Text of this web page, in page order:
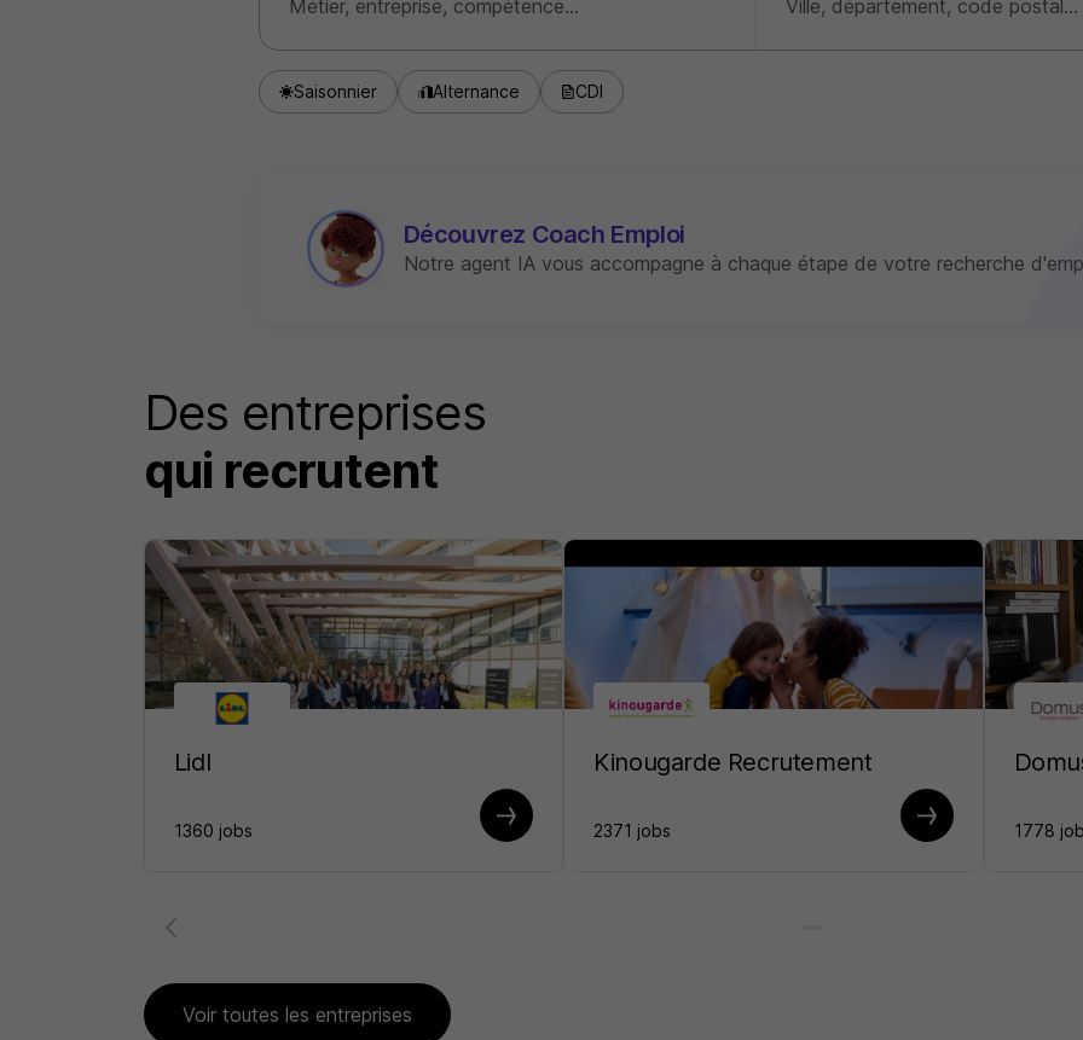
Saisonnier Alternance CDI
Découvrez Coach Emploi
Notre agent IA vous accompagne à chaque étape de votre recherche
Des entreprises
qui recrutent
Lidl
1360 jobs
Kinougarde Recrutement
2371 jobs 1778
Voir toutes les entreprises